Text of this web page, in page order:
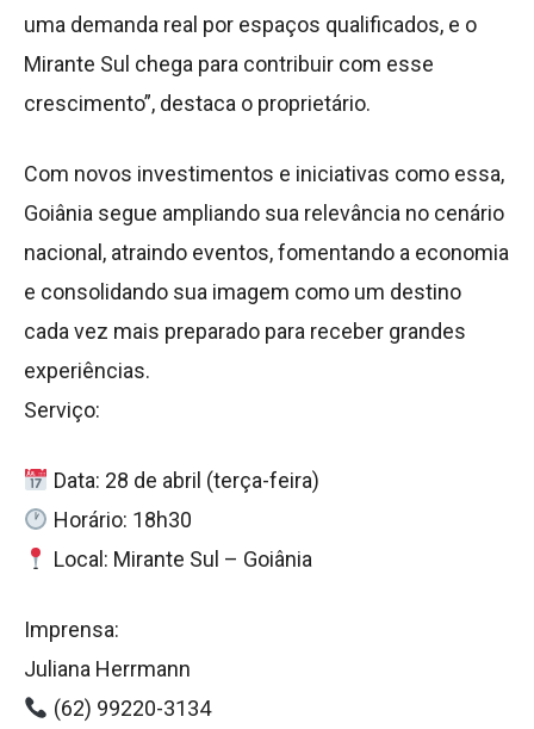
uma demanda real por espaços qualificados, e o
Mirante Sul chega para contribuir com esse
crescimento”, destaca o proprietário.
Com novos investimentos e iniciativas como essa,
Goiânia segue ampliando sua relevância no cenário
nacional, atraindo eventos, fomentando a economia
e consolidando sua imagem como um destino
cada vez mais preparado para receber grandes
experiências.
Serviço:
Data: 28 de abril (terça-feira)
Horário: 18h30
Local: Mirante Sul – Goiânia
Imprensa:
Juliana Herrmann
(62) 99220-3134